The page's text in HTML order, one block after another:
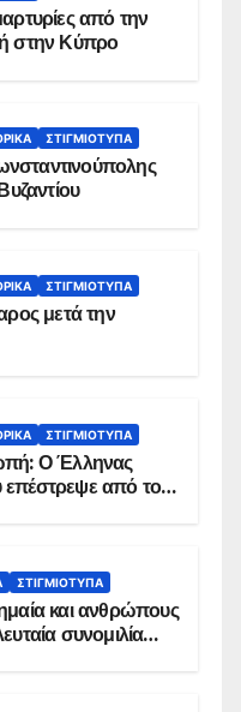
από την
στην Κύπρο
ΣΤΙΓΜΙΌΤΥΠΑ
ΣΤΙΓΜΙΌΤΥΠΑ
μετά την
ΣΤΙΓΜΙΌΤΥΠΑ
Ο Έλληνας
από το
ΣΤΙΓΜΙΌΤΥΠΑ
και ανθρώπους
συνομιλία